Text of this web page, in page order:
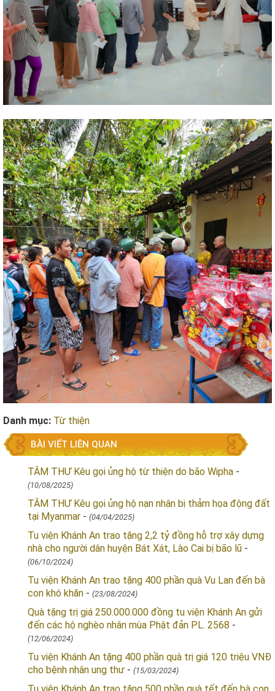
Danh mục: Từ thiện
BÀI VIẾT LIÊN QUAN
TÂM THƯ Kêu gọi ủng hộ từ thiện do bão Wipha -
(10/08/2025)
TÂM THƯ Kêu gọi ủng hộ nạn nhân bị thảm họa động đất
tại Myanmar - (04/04/2025)
Tu viện Khánh An trao tặng 2,2 tỷ đồng hỗ trợ xây dựng
nhà cho người dân huyện Bát Xát, Lào Cai bị bão lũ -
(06/10/2024)
Tu viện Khánh An trao tặng 400 phần quà Vu Lan đến bà
con khó khăn - (23/08/2024)
Quà tặng trị giá 250.000.000 đồng tu viện Khánh An gửi
đến các hộ nghèo nhân mùa Phật đản PL. 2568 -
(12/06/2024)
Tu viện Khánh An tặng 400 phần quà trị giá 120 triệu VNĐ
cho bệnh nhân ung thư - (15/03/2024)